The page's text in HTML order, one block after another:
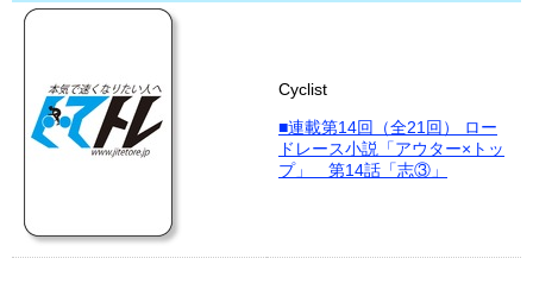
Cyclist
■連載第14回（全21回） ロー
ドレース小説「アウター×トッ
プ」 第14話「志③」